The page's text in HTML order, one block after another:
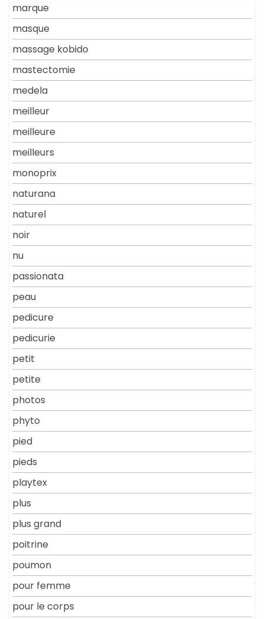
marque
masque
massage kobido
mastectomie
medela
meilleur
meilleure
meilleurs
monoprix
naturana
naturel
noir
nu
passionata
peau
pedicure
pedicurie
petit
petite
photos
phyto
pied
pieds
playtex
plus
plus grand
poitrine
poumon
pour femme
pour le corps